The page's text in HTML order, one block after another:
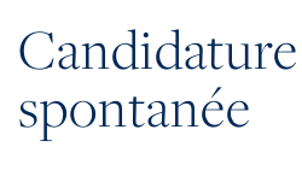
Candidature
spontanée